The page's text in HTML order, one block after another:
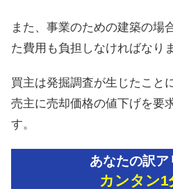
また、事業のための建築の場
た費用も負担しなければなり
買主は発掘調査が生じたこと
売主に売却価格の値下げを要
す。
あなたの訳ア
カンタン1